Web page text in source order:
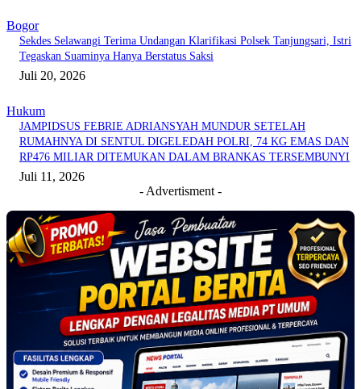
Bogor
Sekdes Selawangi Terima Undangan Klarifikasi Polsek Tanjungsari, Istri
Tegaskan Suaminya Hanya Berstatus Saksi
Juli 20, 2026
Hukum
JAMPIDSUS FEBRIE ADRIANSYAH MUNDUR SETELAH
RUMAHNYA DI SENTUL DIGELEDAH POLRI, 74 KG EMAS DAN
RP476 MILIAR DITEMUKAN DALAM BRANKAS TERSEMBUNYI
Juli 11, 2026
- Advertisment -